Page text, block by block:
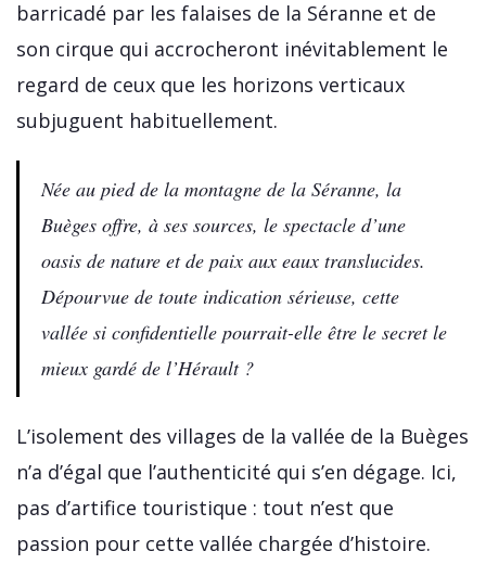
barricadé par les falaises de la Séranne et de
son cirque qui accrocheront inévitablement le
regard de ceux que les horizons verticaux
subjuguent habituellement.
Née au pied de la montagne de la Séranne, la
Buèges offre, à ses sources, le spectacle d’une
oasis de nature et de paix aux eaux translucides.
Dépourvue de toute indication sérieuse, cette
vallée si confidentielle pourrait-elle être le secret le
mieux gardé de l’Hérault ?
L’isolement des villages de la vallée de la Buèges
n’a d’égal que l’authenticité qui s’en dégage. Ici,
pas d’artifice touristique : tout n’est que
passion pour cette vallée chargée d’histoire.